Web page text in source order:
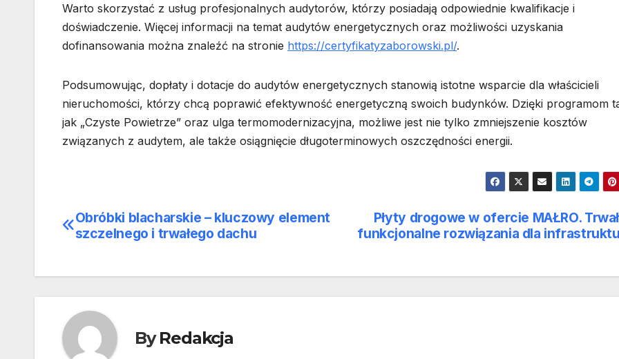
Warto skorzystać z usług profesjonalnych audytorów, którzy posiadają odpowiednie kwalifikacje i
doświadczenie. Więcej informacji na temat audytów energetycznych oraz możliwości uzyskania
dofinansowania można znaleźć na stronie https://certyfikatyzaborowski.pl/.
Podsumowując, dopłaty i dotacje do audytów energetycznych stanowią istotne wsparcie dla właścicieli
nieruchomości, którzy chcą poprawić efektywność energetyczną swoich budynków. Dzięki programom
jak „Czyste Powietrze” oraz ulga termomodernizacyjna, możliwe jest nie tylko zmniejszenie kosztów
związanych z audytem, ale także osiągnięcie długoterminowych oszczędności energii.
Nawigacja
Płyty drogowe w ofercie MAŁRO.
funkcjonalne rozwiązania dla
Obróbki blacharskie – kluczowy element
szczelnego i trwałego dachu
ByRedakcja